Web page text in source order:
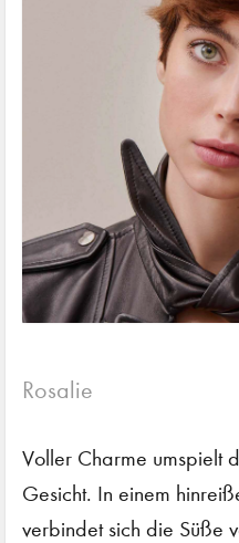
Rosalie
Voller Charme umspielt
Gesicht. In einem
verbindet sich die Süße